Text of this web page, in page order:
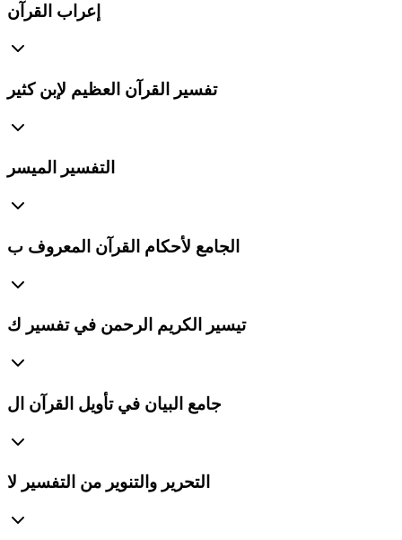
إعراب القرآن
تفسير القرآن العظيم لإبن كثير
التفسير الميسر
الجامع لأحكام القرآن المعروف ب
تيسير الكريم الرحمن في تفسير ك
جامع البيان في تأويل القرآن ال
التحرير والتنوير من التفسير لا